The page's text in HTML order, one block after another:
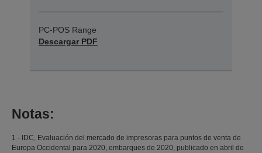
PC-POS Range
Descargar PDF
Notas:
1 - IDC, Evaluación del mercado de impresoras para puntos de venta de
Europa Occidental para 2020, embarques de 2020, publicado en abril de